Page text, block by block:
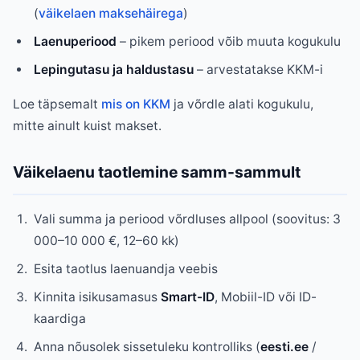
(väikelaen maksehäirega)
Laenuperiood – pikem periood võib muuta kogukulu
Lepingutasu ja haldustasu– arvestatakse KKM-i
Loe täpsemalt mis on KKM ja võrdle alati kogukulu,
mitte ainult kuist makset.
Väikelaenu taotlemine samm-sammult
Vali summa ja periood võrdluses allpool (soovitus: 3
000–10 000 €, 12–60 kk)
Esita taotlus laenuandja veebis
Kinnita isikusamasus Smart-ID, Mobiil-ID või ID-
kaardiga
Anna nõusolek sissetuleku kontrolliks (eesti.ee/